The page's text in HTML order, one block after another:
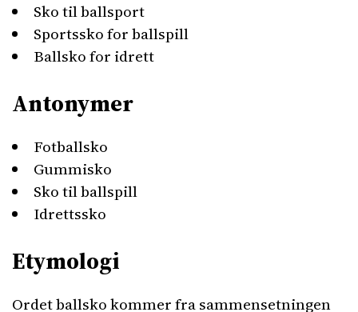
Sko til ballsport
Sportssko for ballspill
Ballsko for idrett
Antonymer
Fotballsko
Gummisko
Sko til ballspill
Idrettssko
Etymologi
Ordet ballsko kommer fra sammensetningen